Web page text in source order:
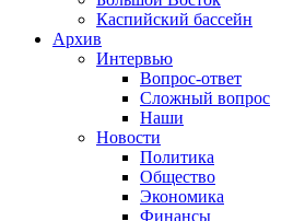
Каспийский бассейн
Архив
Интервью
Вопрос-ответ
Сложный вопрос
Наши
Новости
Политика
Общество
Экономика
Финансы